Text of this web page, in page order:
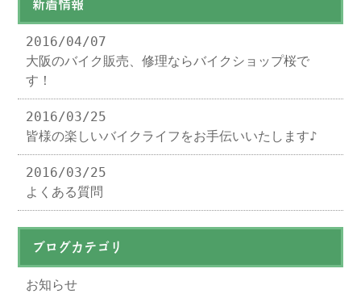
新着情報
2016/04/07
大阪のバイク販売、修理ならバイクショップ桜で
す！
2016/03/25
皆様の楽しいバイクライフをお手伝いいたします♪
2016/03/25
よくある質問
ブログカテゴリ
お知らせ